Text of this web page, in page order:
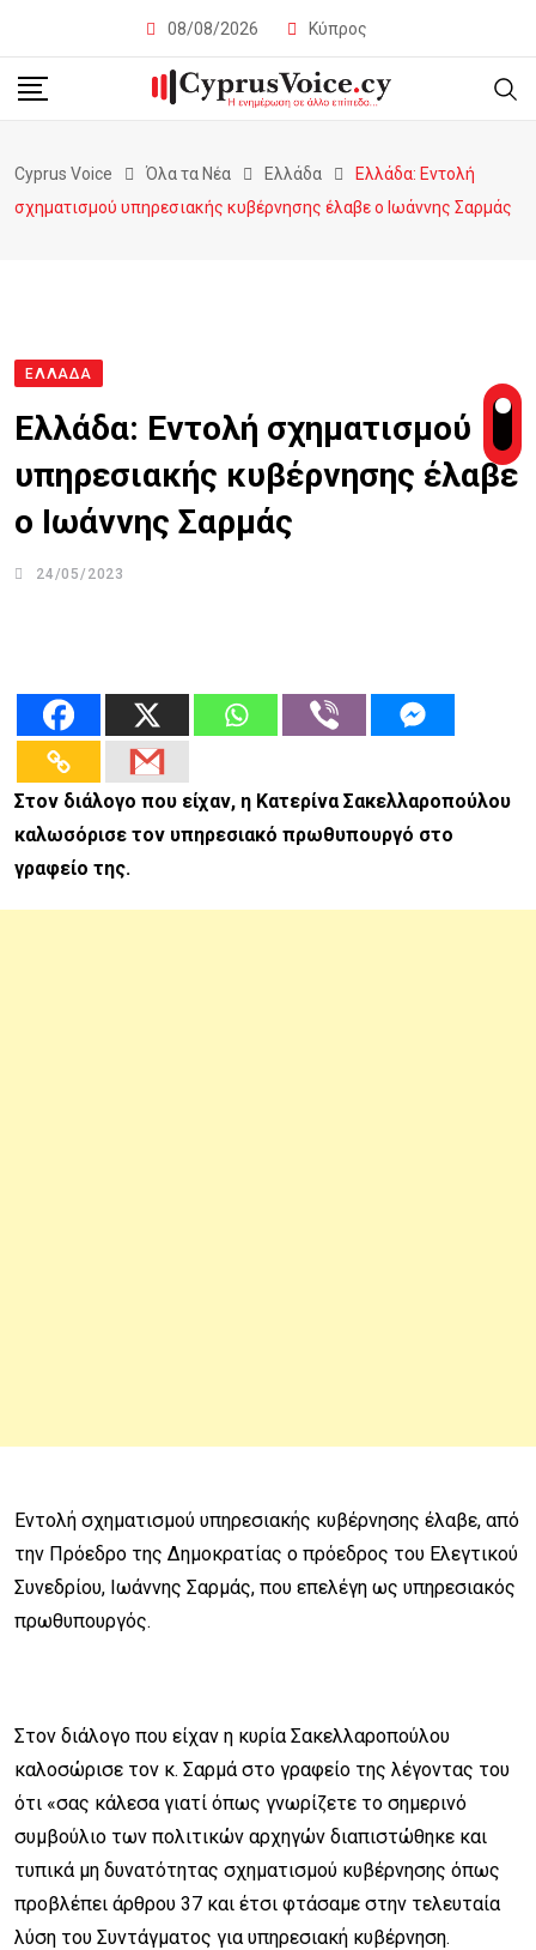
08/08/2026 Κύπρος
Cyprus Voice Όλα τα Νέα Ελλάδα
Ελλάδα: Εντολή
σχηματισμού υπηρεσιακής κυβέρνησης έλαβε ο Ιωάννης Σαρμάς
ΕΛΛΆΔΑ
Ελλάδα: Εντολή σχηματισμού
υπηρεσιακής κυβέρνησης έλαβε
ο Ιωάννης Σαρμάς
24/05/2023
Στον διάλογο που είχαν, η Κατερίνα Σακελλαροπούλου
καλωσόρισε τον υπηρεσιακό πρωθυπουργό στο
γραφείο της.
Εντολή σχηματισμού υπηρεσιακής κυβέρνησης έλαβε, από
την Πρόεδρο της Δημοκρατίας ο πρόεδρος του Ελεγτικού
Συνεδρίου, Ιωάννης Σαρμάς, που επελέγη ως υπηρεσιακός
πρωθυπουργός.
Στον διάλογο που είχαν η κυρία Σακελλαροπούλου
καλοσώρισε τον κ. Σαρμά στο γραφείο της λέγοντας του
ότι «σας κάλεσα γιατί όπως γνωρίζετε το σημερινό
συμβούλιο των πολιτικών αρχηγών διαπιστώθηκε και
τυπικά μη δυνατότητας σχηματισμού κυβέρνησης όπως
προβλέπει άρθρου 37 και έτσι φτάσαμε στην τελευταία
λύση του Συντάγματος για υπηρεσιακή κυβέρνηση.